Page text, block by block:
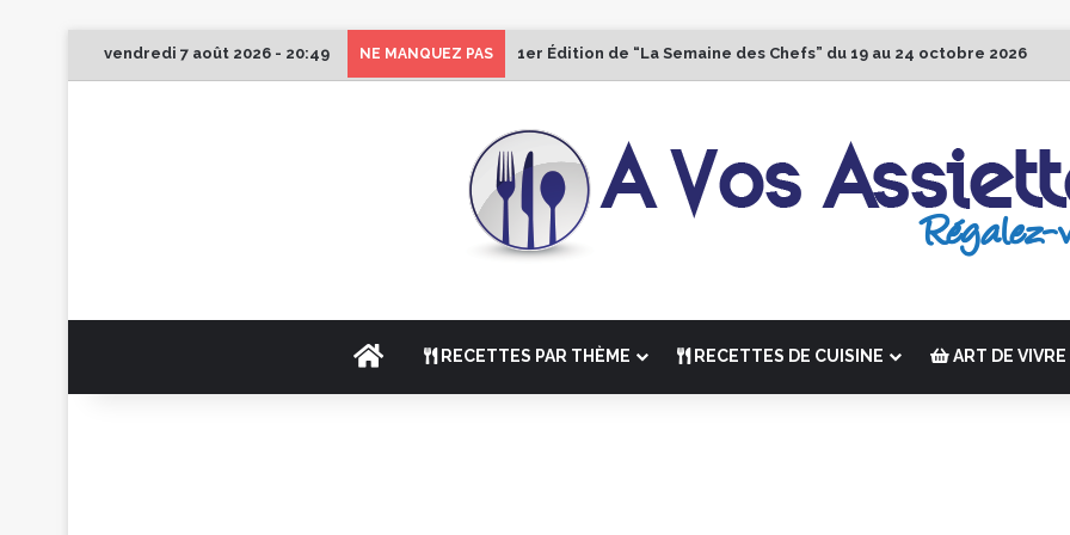
vendredi 7 août 2026 - 20:49 NE MANQUEZ PAS 1er Édition de “La Semaine des Chefs” du 19 au 24 octobre 2026
ACCUEILRECETTES PAR THÈME RECETTES DE CUISINE ART DE VIVRE